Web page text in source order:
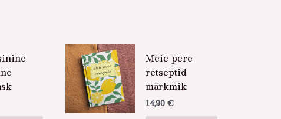
Meie pere
retseptid
märkmik
14,90€